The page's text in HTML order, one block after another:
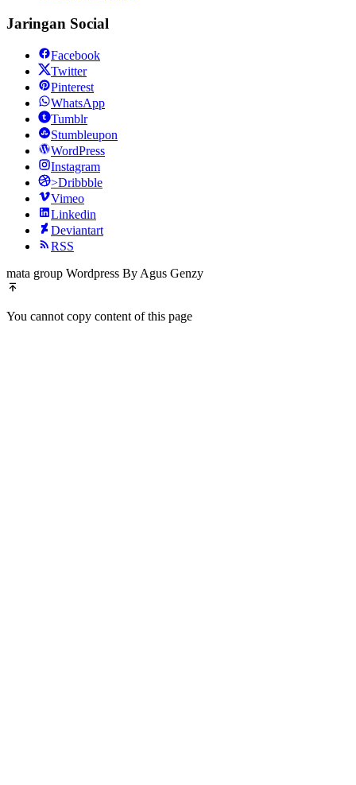
Jaringan Social
Facebook
Twitter
Pinterest
WhatsApp
Tumblr
Stumbleupon
WordPress
Instagram
>Dribbble
Vimeo
Linkedin
Deviantart
RSS
mata group Wordpress By Agus Genzy
You cannot copy content of this page